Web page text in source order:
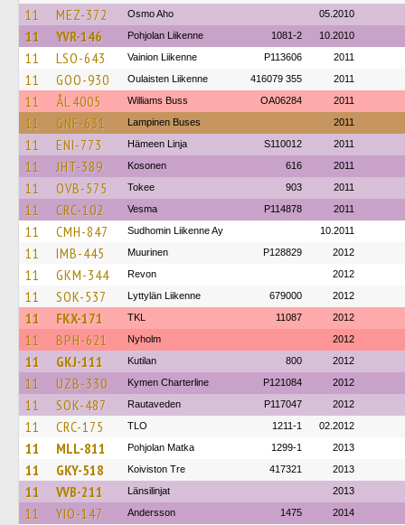
11 MEZ-372 Osmo Aho 05.2010
11 YVR-146 Pohjolan Liikenne 1081-2 10.2010
11 LSO-643 Vainion Liikenne P113606 2011
11 GOO-930 Oulaisten Liikenne 416079 355 2011
11 ÅL 4005 Williams Buss OA06284 2011
11 GNF-631 Lampinen Buses 2011
11 ENI-773 Hämeen Linja S110012 2011
11 JHT-389 Kosonen 616 2011
11 OVB-575 Tokee 903 2011
11 CRC-102 Vesma P114878 2011
11 CMH-847 Sudhomin Liikenne Ay 10.2011
11 IMB-445 Muurinen P128829 2012
11 GKM-344 Revon 2012
11 SOK-537 Lyttylän Liikenne 679000 2012
11 FKX-171 TKL 11087 2012
11 BPH-621 Nyholm 2012
11 GKJ-111 Kutilan 800 2012
11 UZB-330 Kymen Charterline P121084 2012
11 SOK-487 Rautaveden P117047 2012
11 CRC-175 TLO 1211-1 02.2012
11 MLL-811 Pohjolan Matka 1299-1 2013
11 GKY-518 Koiviston Tre 417321 2013
11 VVB-211 Länsilinjat 2013
11 YIO-147 Andersson 1475 2014